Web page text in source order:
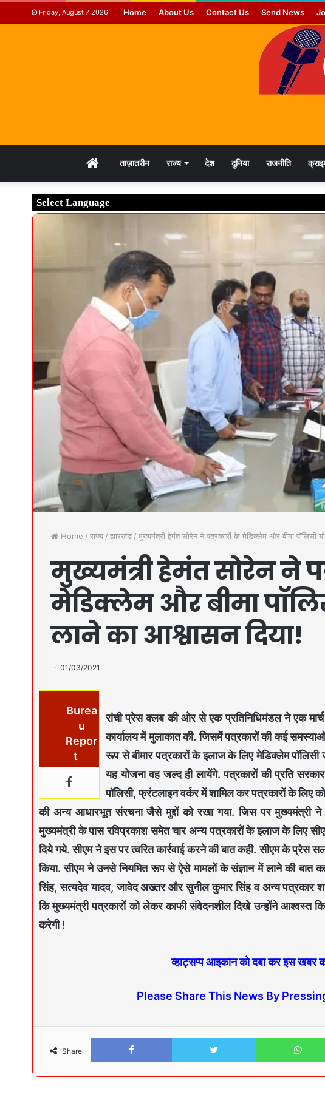
Friday, August 7 2026 Home About Us Contact Us Send News
HOMEताज़ातरीन राज्य देश दुनिया राजनीति
Home / राज्य / झारखंड / मुख्यमंत्री हेमंत सोरेन ने पत्रकारों के मेडिक्लेम और बीमा पॉलिसी
मुख्यमंत्री हेमंत सोरेन ने
मेडिक्लेम और बीमा
लाने का आश्वासन दिया!
01/03/2021
Burea
u
Repor
t
रांची प्रेस क्लब की ओर से एक प्रतिनिधिमंडल ने एक
कार्यालय में मुलाकात की. जिसमें पत्रकारों की कई
रूप से बीमार पत्रकारों के इलाज के लिए मेडिक्लेम
यह योजना वह जल्द ही लायेंगे. पत्रकारों की प्रति
पॉलिसी, फ्रंटलाइन वर्कर में शामिल कर पत्रकारों के लिए
की अन्य आधारभूत संरचना जैसे मुद्दों को रखा गया. जिस पर मुख्यमंत्री ने
मुख्यमंत्री के पास रविप्रकाश समेत चार अन्य पत्रकारों के इलाज के लिए
दिये गये. सीएम ने इस पर त्वरित कार्रवाई करने की बात कही. सीएम के प्रेस
किया. सीएम ने उनसे नियमित रूप से ऐसे मामलों के संज्ञान में लाने की बात
सिंह, सत्यदेव यादव, जावेद अख्तर और सुनील कुमार सिंह व अन्य पत्रकार
कि मुख्यमंत्री पत्रकारों को लेकर काफी संवेदनशील दिखे उन्होंने आश्वस्त
करेगी !
व्हाट्सप्प आइकान को दबा कर इस खबर
Please Share This News By
Share
Facebook Twitter